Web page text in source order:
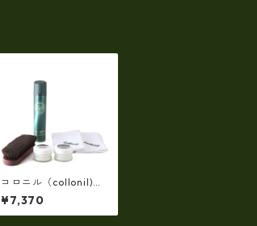
コロニル（collonil)バ
ッグ・財布用 レザーケ
ア・オリジナルセット
re-060
¥7,370